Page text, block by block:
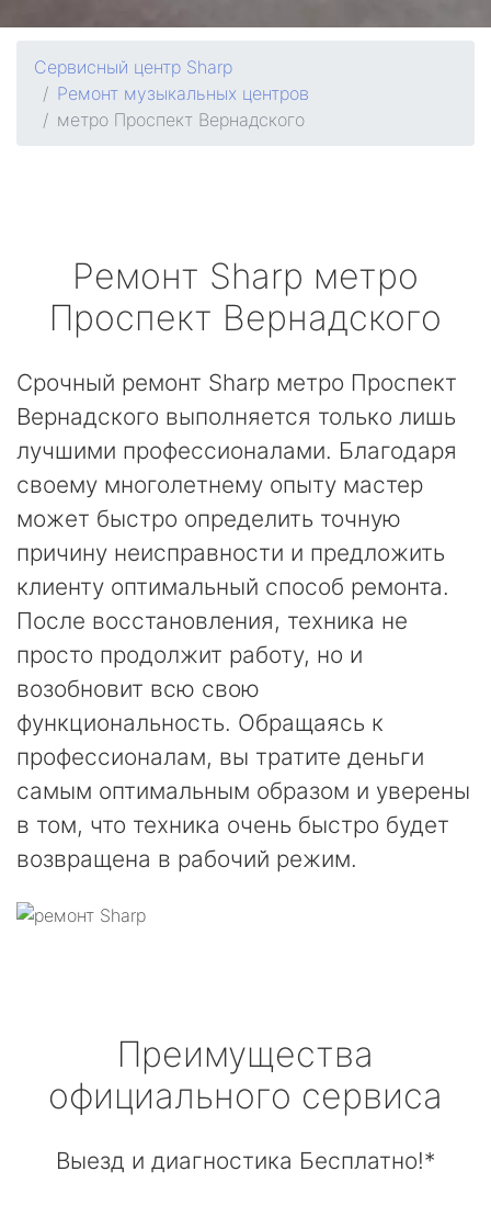
Сервисный центр Sharp
Ремонт музыкальных центров
метро Проспект Вернадского
Ремонт Sharp метро
Проспект Вернадского
Срочный ремонт Sharp метро Проспект
Вернадского выполняется только лишь
лучшими профессионалами. Благодаря
своему многолетнему опыту мастер
может быстро определить точную
причину неисправности и предложить
клиенту оптимальный способ ремонта.
После восстановления, техника не
просто продолжит работу, но и
возобновит всю свою
функциональность. Обращаясь к
профессионалам, вы тратите деньги
самым оптимальным образом и уверены
в том, что техника очень быстро будет
возвращена в рабочий режим.
Преимущества
официального сервиса
Выезд и диагностика Бесплатно!*